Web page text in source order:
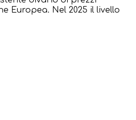
Europea. Nel 2025 il livello